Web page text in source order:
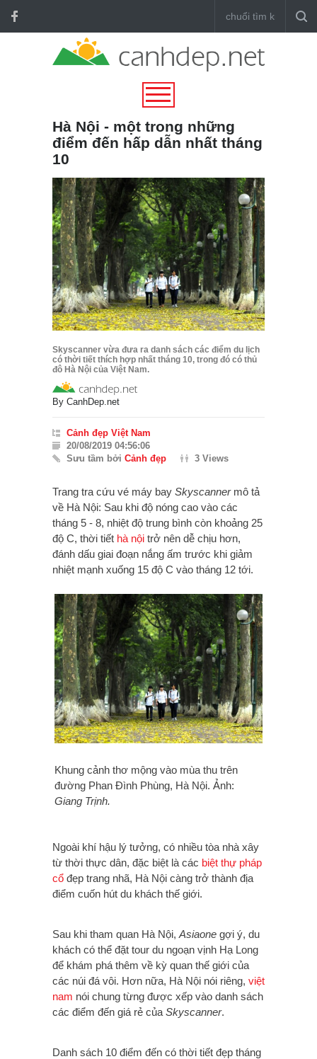
Hà Nội - một trong những
điểm đến hấp dẫn nhất tháng
10
Skyscanner vừa đưa ra danh sách các điểm du lịch
có thời tiết thích hợp nhất tháng 10, trong đó có thủ
đô Hà Nội của Việt Nam.
By CanhDep.net
Cảnh đẹp Việt Nam
20/08/2019 04:56:06
Sưu tầm bởi Cảnh đẹp 3 Views
Trang tra cứu vé máy bay Skyscanner mô tả
về Hà Nội: Sau khi độ nóng cao vào các
tháng 5 - 8, nhiệt độ trung bình còn khoảng 25
độ C, thời tiết hà nội trở nên dễ chịu hơn,
đánh dấu giai đoạn nắng ấm trước khi giảm
nhiệt mạnh xuống 15 độ C vào tháng 12 tới.
Khung cảnh thơ mộng vào mùa thu trên
đường Phan Đình Phùng, Hà Nội. Ảnh:
Giang Trịnh.
Ngoài khí hậu lý tưởng, có nhiều tòa nhà xây
từ thời thực dân, đặc biệt là các biệt thự pháp
cổ đẹp trang nhã, Hà Nội càng trở thành địa
điểm cuốn hút du khách thế giới.
Sau khi tham quan Hà Nội, Asiaone gợi ý, du
khách có thể đặt tour du ngoạn vịnh Hạ Long
để khám phá thêm về kỳ quan thế giới của
các núi đá vôi. Hơn nữa, Hà Nội nói riêng, việt
nam nói chung từng được xếp vào danh sách
các điểm đến giá rẻ của Skyscanner.
Danh sách 10 điểm đến có thời tiết đẹp tháng